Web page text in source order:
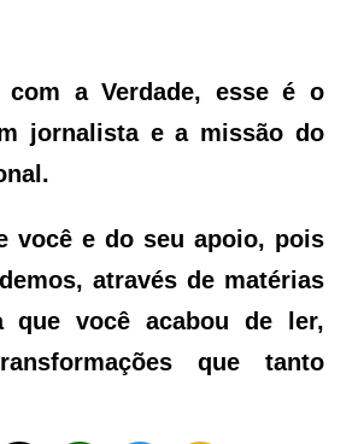
com a Verdade, esse é o
jornalista e a missão do
você e do seu apoio, pois
através de matérias
que você acabou de ler,
que tanto